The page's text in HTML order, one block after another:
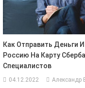
Как Отправить Деньги
Россию На Карту
Специалистов
04.12.2022 Александр